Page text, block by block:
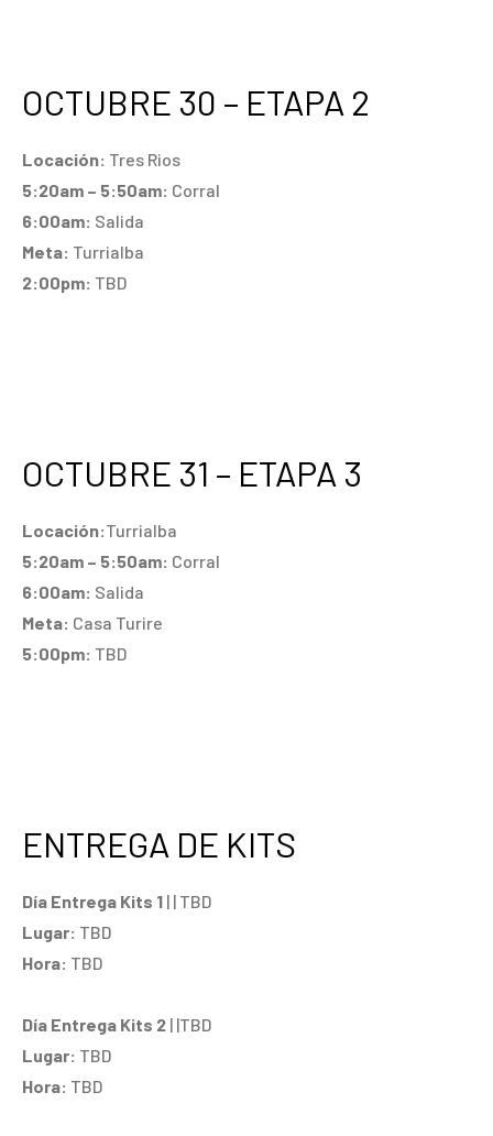
OCTUBRE 30 – ETAPA 2
Locación: Tres Rios
5:20am – 5:50am: Corral
6:00am: Salida
Meta: Turrialba
2:00pm: TBD
OCTUBRE 31 – ETAPA 3
Locación:Turrialba
5:20am – 5:50am: Corral
6:00am: Salida
Meta: Casa Turire
5:00pm: TBD
ENTREGA DE KITS
Día Entrega Kits 1 | | TBD
Lugar: TBD
Hora: TBD
Día Entrega Kits 2 | |TBD
Lugar: TBD
Hora: TBD